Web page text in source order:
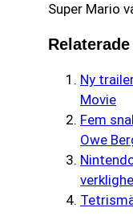
Super Mario
Ny
Movie
Fem
Owe